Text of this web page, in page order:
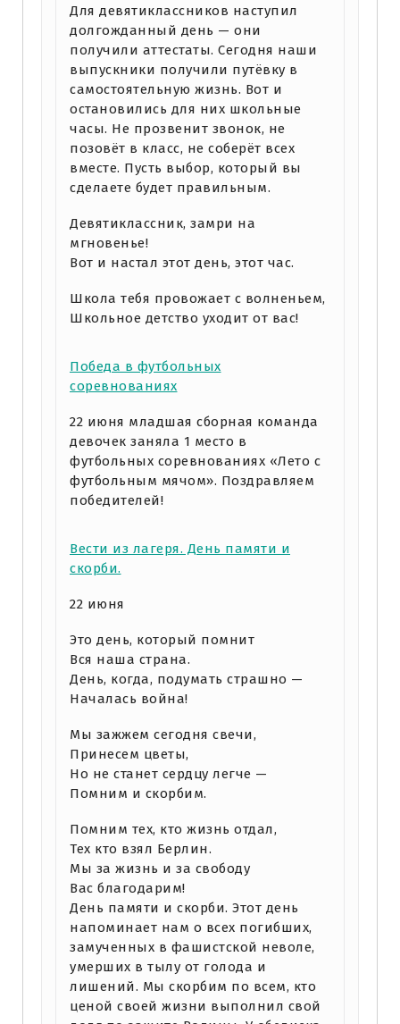
Для девятиклассников наступил
долгожданный день — они
получили аттестаты. Сегодня наши
выпускники получили путёвку в
самостоятельную жизнь. Вот и
остановились для них школьные
часы. Не прозвенит звонок, не
позовёт в класс, не соберёт всех
вместе. Пусть выбор, который вы
сделаете будет правильным.
Девятиклассник, замри на
мгновенье!
Вот и настал этот день, этот час.
Школа тебя провожает с волненьем,
Школьное детство уходит от вас!
Победа в футбольных
соревнованиях
22 июня младшая сборная команда
девочек заняла 1 место в
футбольных соревнованиях «Лето с
футбольным мячом». Поздравляем
победителей!
Вести из лагеря. День памяти и
скорби.
22 июня
Это день, который помнит
Вся наша страна.
День, когда, подумать страшно —
Началась война!
Мы зажжем сегодня свечи,
Принесем цветы,
Но не станет сердцу легче —
Помним и скорбим.
Помним тех, кто жизнь отдал,
Тех кто взял Берлин.
Мы за жизнь и за свободу
Вас благодарим!
День памяти и скорби. Этот день
напоминает нам о всех погибших,
замученных в фашистской неволе,
умерших в тылу от голода и
лишений. Мы скорбим по всем, кто
ценой своей жизни выполнил свой